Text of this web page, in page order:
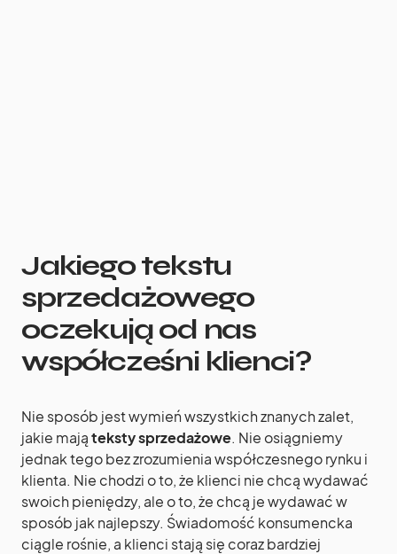
Jakiego tekstu
sprzedażowego
oczekują od nas
współcześni klienci?
Nie sposób jest wymień wszystkich znanych zalet,
jakie mająteksty sprzedażowe. Nie osiągniemy
jednak tego bez zrozumienia współczesnego rynku i
klienta. Nie chodzi o to, że klienci nie chcą wydawać
swoich pieniędzy, ale o to, że chcą je wydawać w
sposób jak najlepszy. Świadomość konsumencka
ciągle rośnie, a klienci stają się coraz bardziej